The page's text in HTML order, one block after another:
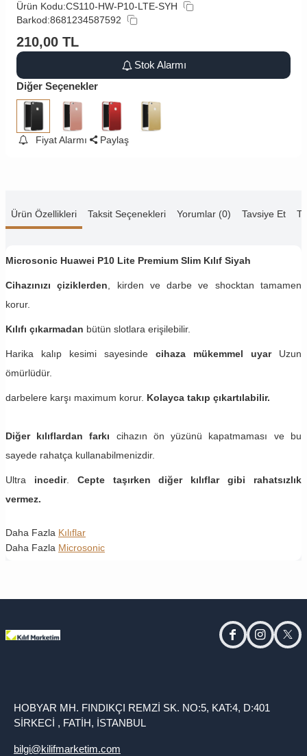
Ürün Kodu:CS110-HW-P10-LTE-SYH
Barkod:8681234587592
210,00 TL
Stok Alarmı
Diğer Seçenekler
Fiyat Alarmı Paylaş
Ürün Özellikleri Taksit Seçenekleri Yorumlar (0) Tavsiye Et
Microsonic Huawei P10 Lite Premium Slim Kılıf Siyah
Cihazınızı çiziklerden, kirden ve darbe ve shocktan tamamen
korur.
Kılıfı çıkarmadan bütün slotlara erişilebilir.
Harika kalıp kesimi sayesinde cihaza mükemmel uyar Uzun
ömürlüdür.
darbelere karşı maximum korur. Kolayca takıp çıkartılabilir.
Diğer kılıflardan farkı cihazın ön yüzünü kapatmaması ve bu
sayede rahatça kullanabilmenizdir.
Ultra incedir. Cepte taşırken diğer kılıflar gibi rahatsızlık
vermez.
Daha Fazla Kılıflar
Daha Fazla Microsonic
facebookinstagram
HOBYAR MH. FINDIKÇI REMZİ SK. NO:5, KAT:4, D:401
SİRKECİ , FATİH, İSTANBUL
bilgi@kilifmarketim.com